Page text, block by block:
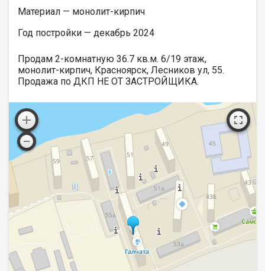
Материал — монолит-кирпич
Год постройки — декабрь 2024
Продам 2-комнатную 36.7 кв.м. 6/19 этаж,
монолит-кирпич, Красноярск, Лесников ул, 55.
Продажа по ДКП НЕ ОТ ЗАСТРОЙЩИКА.